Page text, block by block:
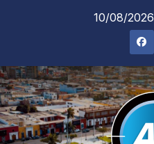
10/08/2026